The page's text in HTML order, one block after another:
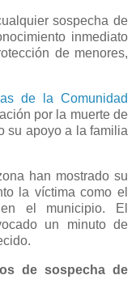
sospecha de
inmediato
de menores,
de la Comunidad
por la muerte de
su apoyo a la familia
han mostrado su
la víctima como el
el municipio. El
un minuto de
de sospecha de